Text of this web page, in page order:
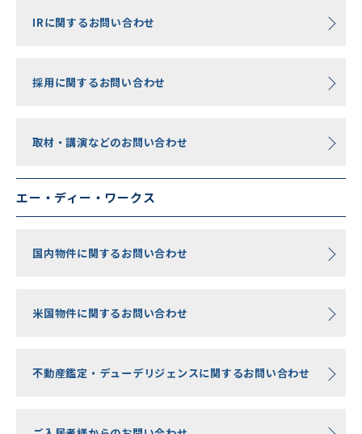
IRに関するお問い合わせ
採用に関するお問い合わせ
取材・講演などのお問い合わせ
エー・ディー・ワークス
国内物件に関するお問い合わせ
米国物件に関するお問い合わせ
不動産鑑定・デューデリジェンスに関するお問い合わせ